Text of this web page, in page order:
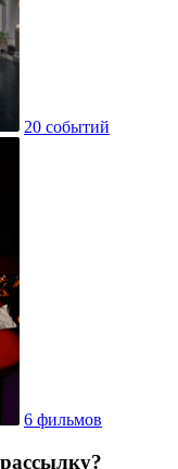
20 событий
6 фильмов